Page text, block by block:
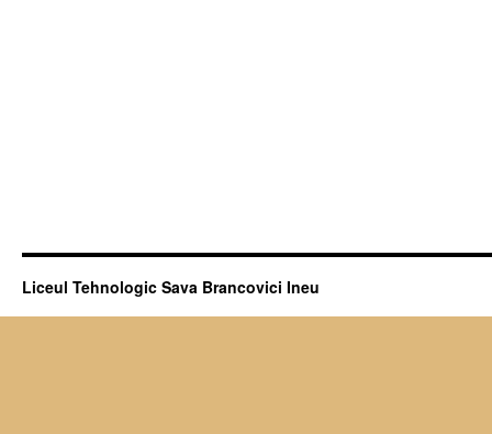
Liceul Tehnologic Sava Brancovici Ineu